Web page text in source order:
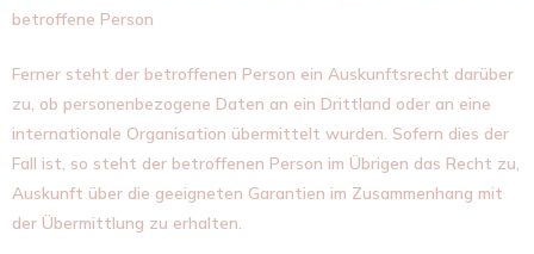
betroffene Person
Ferner steht der betroffenen Person ein Auskunftsrecht darüber
zu, ob personenbezogene Daten an ein Drittland oder an eine
internationale Organisation übermittelt wurden. Sofern dies der
Fall ist, so steht der betroffenen Person im Übrigen das Recht zu,
Auskunft über die geeigneten Garantien im Zusammenhang mit
der Übermittlung zu erhalten.